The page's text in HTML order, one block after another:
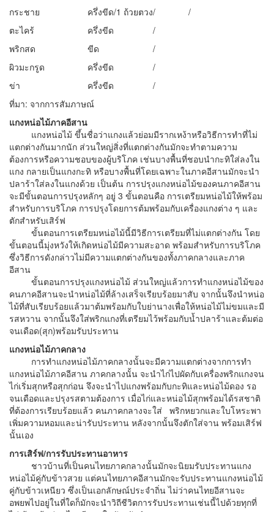
กระชาย
ครึ่งขีด/1 ถ้วยตวง/
/
ตะไคร้
ครึ่งขีด
/
พริกสด
ขีด
/
ผิวมะกรูด
ครึ่งขีด
/
ข่า
ครึ่งขีด
/
ที่มา: จากการสัมภาษณ์
แกงหน่อไม้ภาคอีสาน
แกงหน่อไม้ ขึ้นชื่อว่าแกงแล้วย่อมมีรากเหง้าหรือวิธีการทำที่ไม่
แตกต่างกันมากนัก ส่วนใหญ่สิ่งที่แตกต่างกันมักจะทำตามความ
ต้องการหรือความชอบของผู้บริโภค เช่นบางพื้นที่ชอบนำกะทิใส่ลงใน
แกง กลายเป็นแกงกะทิ หรือบางพื้นที่โดยเฉพาะในภาคอีสานมักจะนำ
ปลาร้าใส่ลงในแกงด้วย เป็นต้น การปรุงแกงหน่อไม้ของคนภาคอีสาน
จะมีขั้นตอนการปรุงหลักๆ อยู่ 3 ขั้นตอนคือ การเตรียมหน่อไม้ให้พร้อม
สำหรับการบริโภค การปรุงโดยการต้มพร้อมกับเครื่องแกงต่าง ๆ และ
ตักสำหรับเสิร์ฟ
ขั้นตอนการเตรียมหน่อไม้นี้มีวิธีการเตรียมที่ไม่แตกต่างกัน โดย
ขั้นตอนนี้มุ่งหวังให้เกิดหน่อไม้มีความสะอาด พร้อมสำหรับการบริโภค
ซึ่งวิธีการดังกล่าวไม่มีความแตกต่างกันของทั้งภาคกลางและภาค
อีสาน
ขั้นตอนการปรุงแกงหน่อไม้ ส่วนใหญ่แล้วการทำแกงหน่อไม้ของ
คนภาคอีสานจะนำหน่อไม้ที่ล้างเสร็จเรียบร้อยมาสับ จากนั้นจึงนำหน่อ
ไม้ที่สับเรียบร้อยแล้วมาต้มพร้อมกับใบย่านางเพื่อให้หน่อไม้ไม่ขมและมี
รสหวาน จากนั้นจึงใส่พริกแกงที่เตรียมไว้พร้อมกับน้ำปลาร้าและต้มต่อ
จนเดือด(สุก)พร้อมรับประทาน
แกงหน่อไม้ภาคกลาง
การทำแกงหน่อไม้ภาคกลางนั้นจะมีความแตกต่างจากการทำ
แกงหน่อไม้ภาคอีสาน ภาคกลางนั้น จะนำไก่ไปผัดกับเครื่องพริกแกงจน
ไก่เริ่มสุกหรือสุกก่อน จึงจะนำไปแกงพร้อมกับกะทิและหน่อไม้ดอง รอ
จนเดือดและปรุงรสตามต้องการ เมื่อไก่และหน่อไม้สุกพร้อมได้รสชาติ
ที่ต้องการเรียบร้อยแล้ว คนภาคกลางจะใส่ พริกหยวกและใบโหระพา
เพิ่มความหอมและน่ารับประทาน หลังจากนั้นจึงตักใส่จาน พร้อมเสิร์ฟ
นั้นเอง
การเสิร์ฟ/การรับประทานอาหาร
ชาวบ้านที่เป็นคนไทยภาคกลางนั้นมักจะนิยมรับประทานแกง
หน่อไม้คู่กับข้าวสวย แต่คนไทยภาคอีสานมักจะรับประทานแกงหน่อไม้
คู่กับข้าวเหนียว ซึ่งเป็นเอกลักษณ์ประจำถิ่น ไม่ว่าคนไทยอีสานจะ
อพยพไปอยู่ในที่ใดก็มักจะนำวิถีชีวิตการรับประทานเช่นนี้ไปด้วยทุกที่